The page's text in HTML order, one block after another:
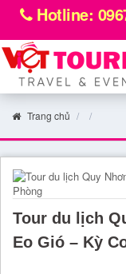
Hotline:
Trang chủ
Tour du lịch
Eo Gió – Kỳ